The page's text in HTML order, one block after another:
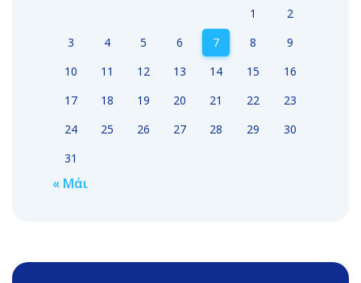
1
2
3
4 5 6 7 8
9
10
11 12 13 14 15
16
17
18 19 20 21 22
23
24
25 26 27 28 29
30
31
« Μάι